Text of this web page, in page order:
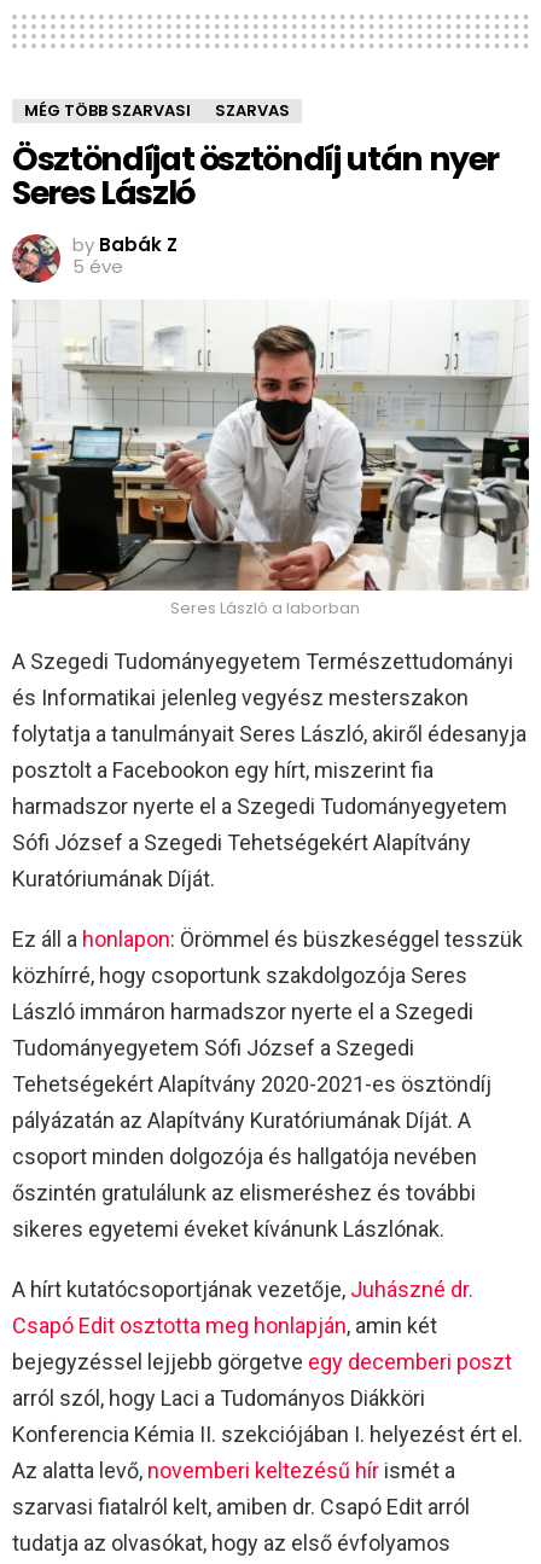
MÉG TÖBB SZARVASI SZARVAS
Ösztöndíjat ösztöndíj után nyer
Seres László
by Babák Z
5 éve
Seres László a laborban
A Szegedi Tudományegyetem Természettudományi
és Informatikai jelenleg vegyész mesterszakon
folytatja a tanulmányait Seres László, akiről édesanyja
posztolt a Facebookon egy hírt, miszerint fia
harmadszor nyerte el a Szegedi Tudományegyetem
Sófi József a Szegedi Tehetségekért Alapítvány
Kuratóriumának Díját.
Ez áll a honlapon: Örömmel és büszkeséggel tesszük
közhírré, hogy csoportunk szakdolgozója Seres
László immáron harmadszor nyerte el a Szegedi
Tudományegyetem Sófi József a Szegedi
Tehetségekért Alapítvány 2020-2021-es ösztöndíj
pályázatán az Alapítvány Kuratóriumának Díját. A
csoport minden dolgozója és hallgatója nevében
őszintén gratulálunk az elismeréshez és további
sikeres egyetemi éveket kívánunk Lászlónak.
A hírt kutatócsoportjának vezetője, Juhászné dr.
Csapó Edit osztotta meg honlapján, amin két
bejegyzéssel lejjebb görgetve egy decemberi poszt
arról szól, hogy Laci a Tudományos Diákköri
Konferencia Kémia II. szekciójában I. helyezést ért el.
Az alatta levő, novemberi keltezésű hír ismét a
szarvasi fiatalról kelt, amiben dr. Csapó Edit arról
tudatja az olvasókat, hogy az első évfolyamos